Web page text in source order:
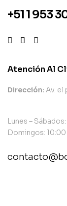
+51 1 953
Atención Al
Dirección: Av. el
Lunes –
Domingos: 10:00